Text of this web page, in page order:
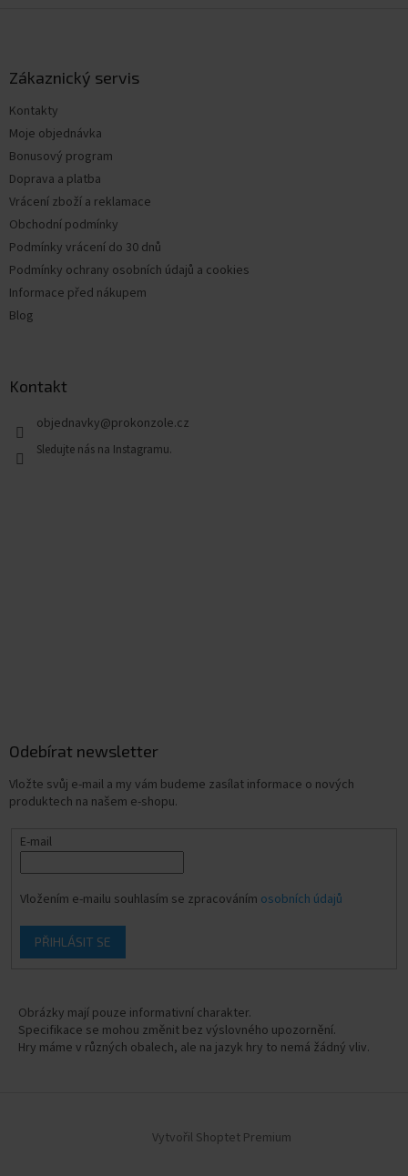
Zákaznický servis
Kontakty
Moje objednávka
Bonusový program
Doprava a platba
Vrácení zboží a reklamace
Obchodní podmínky
Podmínky vrácení do 30 dnů
Podmínky ochrany osobních údajů a cookies
Informace před nákupem
Blog
Kontakt
objednavky@prokonzole.cz
Odebírat newsletter
Vložte svůj e-mail a my vám budeme zasílat informace o nových
produktech na našem e-shopu.
E-mail
Vložením e-mailu souhlasím se zpracováním osobních údajů
PŘIHLÁSIT SE
Obrázky mají pouze informativní charakter.
Specifikace se mohou změnit bez výslovného upozornění.
Hry máme v různých obalech, ale na jazyk hry to nemá žádný vliv.
Vytvořil Shoptet Premium